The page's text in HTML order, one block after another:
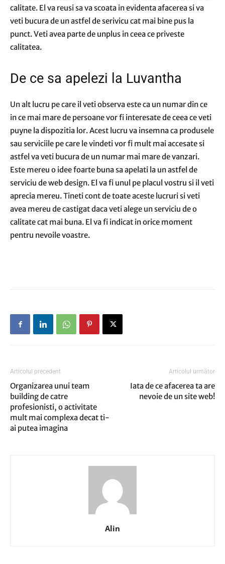
calitate. El va reusi sa va scoata in evidenta afacerea si va
veti bucura de un astfel de serivicu cat mai bine pus la
punct. Veti avea parte de unplus in ceea ce priveste
calitatea.
De ce sa apelezi la Luvantha
Un alt lucru pe care il veti observa este ca un numar din ce
in ce mai mare de persoane vor fi interesate de ceea ce veti
puyne la dispozitia lor. Acest lucru va insemna ca produsele
sau serviciile pe care le vindeti vor fi mult mai accesate si
astfel va veti bucura de un numar mai mare de vanzari.
Este mereu o idee foarte buna sa apelati la un astfel de
serviciu de web design. El va fi unul pe placul vostru si il veti
aprecia mereu. Tineti cont de toate aceste lucruri si veti
avea mereu de castigat daca veti alege un serviciu de o
calitate cat mai buna. El va fi indicat in orice moment
pentru nevoile voastre.
Articolul precedent
Organizarea unui team
building de catre
profesionisti, o activitate
mult mai complexa decat ti-
ai putea imagina
Articolul următor
Iata de ce afacerea ta are
nevoie de un site web!
Alin